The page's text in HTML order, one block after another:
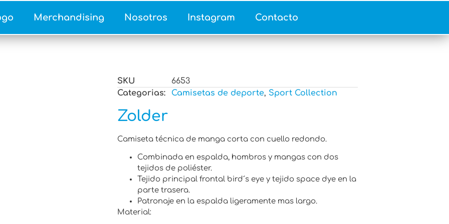
Merchandising Nosotros Instagram Contacto
SKU
6653
Categorias:
Camisetas de deporte, Sport Collection
Zolder
Camiseta técnica de manga corta con cuello redondo.
Combinada en espalda, hombros y mangas con dos
tejidos de poliéster.
Tejido principal frontal bird´s eye y tejido space dye en la
parte trasera.
Patronaje en la espalda ligeramente mas largo.
Material: